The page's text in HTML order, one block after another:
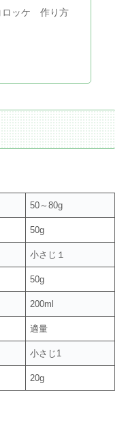
ロッケ 作り方
50～80g
50g
小さじ１
50g
200ml
適量
小さじ1
20g